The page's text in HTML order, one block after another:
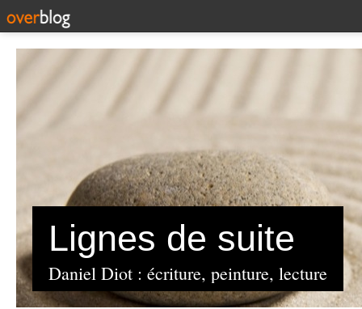
Lignes de suite
Daniel Diot : écriture, peinture, lecture